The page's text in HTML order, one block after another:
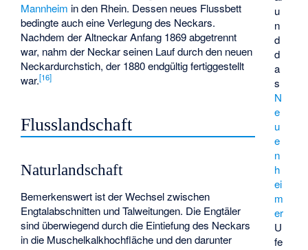
u
n
d
d
a
s
N
e
u
e
n
h
ei
m
er
U
fe
Mannheim in den Rhein. Dessen neues Flussbett
bedingte auch eine Verlegung des Neckars.
Nachdem der Altneckar Anfang 1869 abgetrennt
war, nahm der Neckar seinen Lauf durch den neuen
Neckardurchstich, der 1880 endgültig fertiggestellt
war.[16]
Flusslandschaft
Naturlandschaft
Bemerkenswert ist der Wechsel zwischen
Engtalabschnitten und Talweitungen. Die Engtäler
sind überwiegend durch die Eintiefung des Neckars
in die Muschelkalkhochfläche und den darunter